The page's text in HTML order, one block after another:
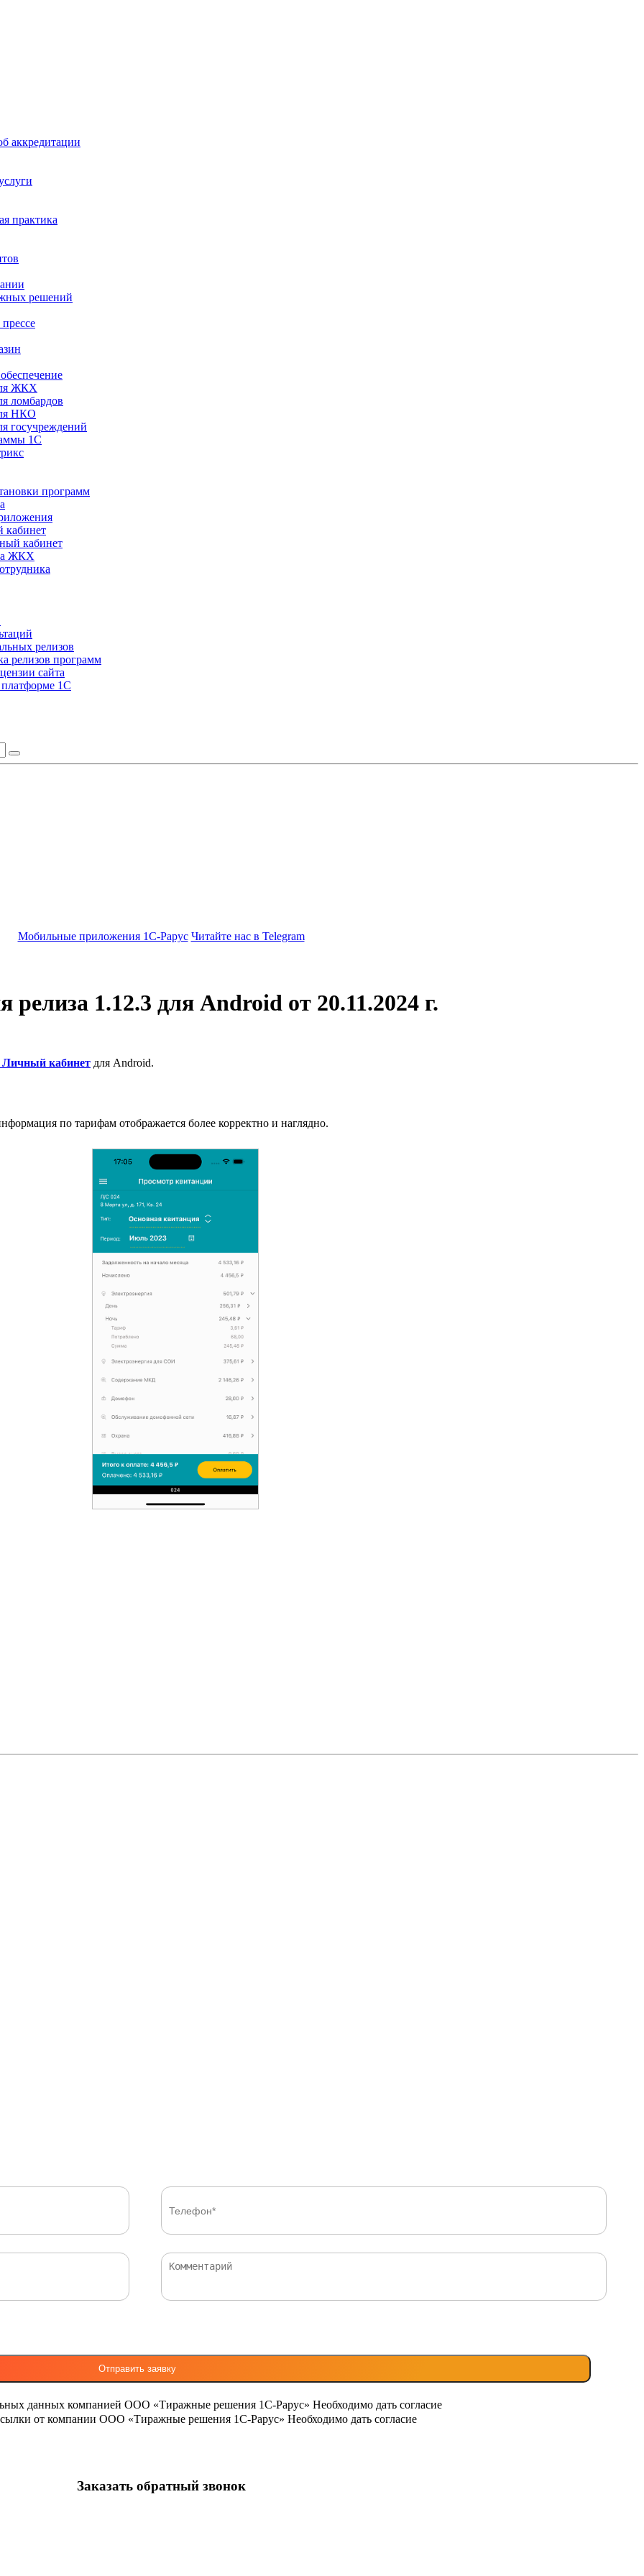
аккредитации
практика
решений
ЖКХ
ломбардов
НКО
госучреждений
1С
программ
кабинет
ЖКХ
релизов
релизов программ
сайта
платформе 1С
Мобильные приложения 1С-Рарус Читайте нас в Telegram
1.12.3 для Android от 20.11.2024 г.
кабинет для Android.
по тарифам отображается более корректно и наглядно.
данных компанией ООО «Тиражные решения 1С-Рарус» Необходимо дать согласие
от компании ООО «Тиражные решения 1С-Рарус» Необходимо дать согласие
Заказать обратный звонок